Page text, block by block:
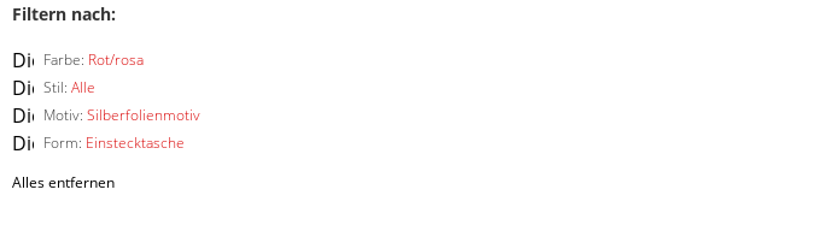
Filtern nach:
Farbe: Rot/rosa
Diesen
Artikel
entfernen
Stil: Alle
Diesen
Artikel
entfernen
Motiv: Silberfolienmotiv
Diesen
Artikel
entfernen
Form: Einstecktasche
Diesen
entfernen
Alles entfernen